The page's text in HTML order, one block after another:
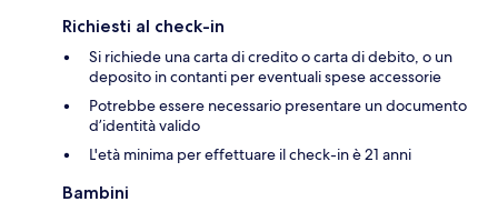
Richiesti al check-in
Si richiede una carta di credito o carta di debito, o un
deposito in contanti per eventuali spese accessorie
Potrebbe essere necessario presentare un documento
d’identità valido
L'età minima per effettuare il check-in è 21 anni
Bambini